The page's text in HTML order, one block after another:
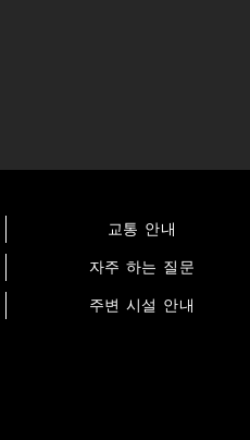
교통 안내
자주 하는 질문
주변 시설 안내